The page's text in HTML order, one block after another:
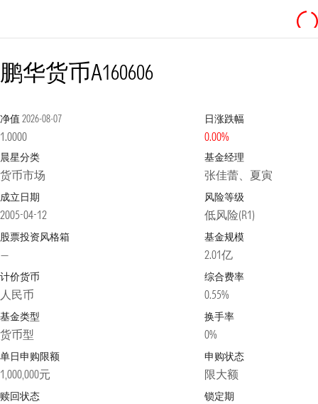
鹏华货币A160606
净值 2026-08-07
1.0000
日涨跌幅
0.00%
晨星分类
货币市场
基金经理
张佳蕾、夏寅
成立日期
2005-04-12
风险等级
低风险(R1)
股票投资风格箱
—
基金规模
2.01亿
计价货币
人民币
综合费率
0.55%
基金类型
货币型
换手率
0%
单日申购限额
1,000,000元
申购状态
限大额
赎回状态 锁定期